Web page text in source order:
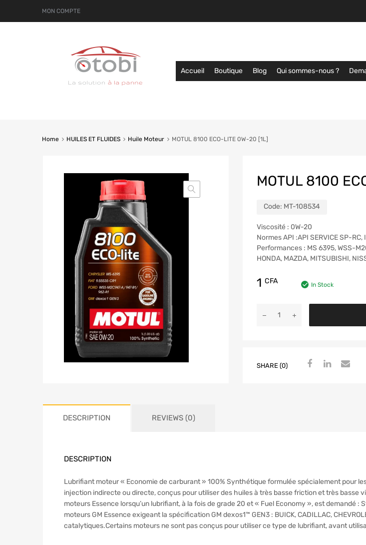
MON COMPTE
Accueil Boutique Blog Qui sommes-nous ?
Home HUILES ET FLUIDES Huile Moteur MOTUL 8100 ECO-LITE 0W-20 [1L]
MOTUL 8100
Code: MT-108534
Viscosité : 0W-20
Normes API :API SERVICE SP-RC,
Performances : MS 6395, WSS-
HONDA, MAZDA, MITSUBISHI,
1 CFA In Stock
SHARE (0)
DESCRIPTION REVIEWS (0)
DESCRIPTION
Lubrifiant moteur « Economie de carburant » 100% Synthétique formulée spécialement pour
injection indirecte ou directe, conçus pour utiliser des huiles à très basse friction et très basse
moteurs Essence lorsqu’un lubrifiant, à la fois de grade 20 et « Fuel Economy », est demandé
moteurs GM Essence exigeant la spécification GM dexos1™ GEN3 : BUICK, CADILLAC,
catalytiques.Certains moteurs ne sont pas conçus pour utiliser ce type de lubrifiant, avant